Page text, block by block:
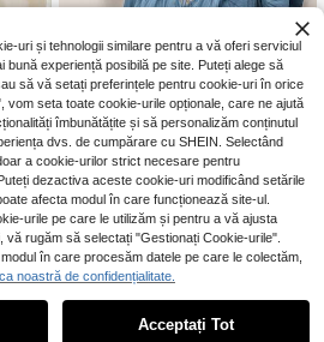
Modelyn
Modelyn Rochie de damă cu decolt
87,74Lei
uri și tehnologii similare pentru a vă oferi serviciul
bună experiență posibilă pe site. Puteți alege să
să vă setați preferințele pentru cookie-uri în orice
vom seta toate cookie-urile opționale, care ne ajută
îmbunătățite și să personalizăm conținutul
dvs. de cumpărare cu SHEIN. Selectând
a cookie-urilor strict necesare pentru
dezactiva aceste cookie-uri modificând setările
afecta modul în care funcționează site-ul.
urile pe care le utilizăm și pentru a vă ajusta
rugăm să selectați "Gestionați Cookie-urile".
în care procesăm datele pe care le colectăm,
noastră de confidențialitate.
Acceptați Tot